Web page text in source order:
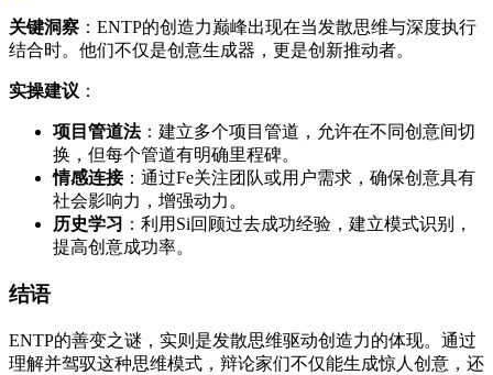
关键洞察 ：ENTP的创造力巅峰出现在当发散思维与深度执行
结合时。他们不仅是创意生成器，更是创新推动者。
实操建议 ：
项目管道法：建立多个项目管道，允许在不同创意间切
换，但每个管道有明确里程碑。
情感连接：通过Fe关注团队或用户需求，确保创意具有
社会影响力，增强动力。
历史学习 ：利用Si回顾过去成功经验，建立模式识别，
提高创意成功率。
结语
ENTP的善变之谜，实则是发散思维驱动创造力的体现。通过
理解并驾驭这种思维模式，辩论家们不仅能生成惊人创意，还